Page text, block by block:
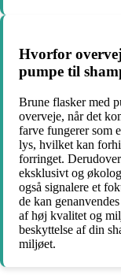
Hvorfor
pumpe til
Brune flasker med
overveje, når det
farve fungerer som
lys, hvilket kan
forringet.
eksklusivt og
også signalere et
de kan
af høj kvalitet og
beskyttelse af din
miljøet.